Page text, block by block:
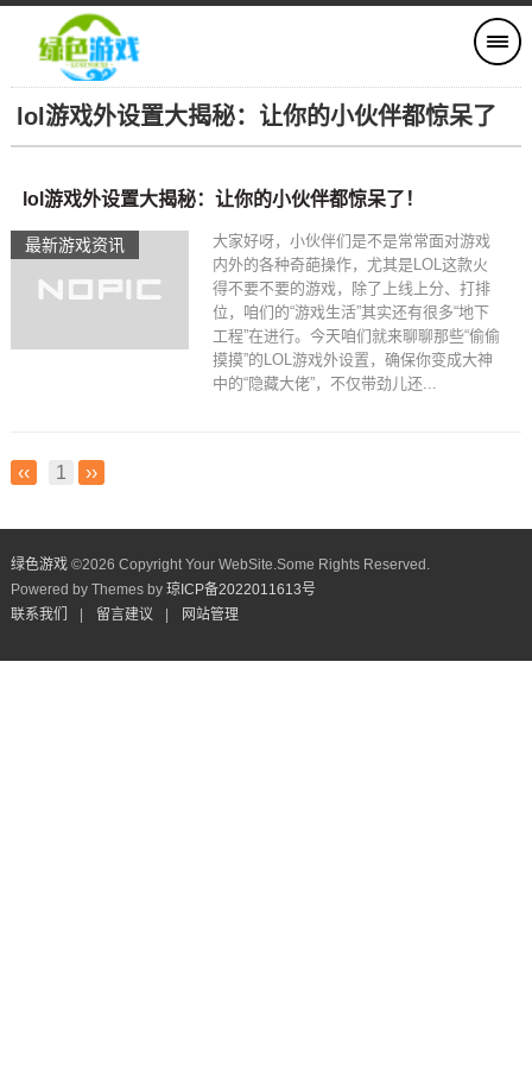
lol游戏外设置大揭秘：让你的小伙伴都惊呆了
最新游戏资讯
lol游戏外设置大揭秘：让你的小伙伴都惊呆了！
大家好呀，小伙伴们是不是常常面对游戏
内外的各种奇葩操作，尤其是LOL这款火
得不要不要的游戏，除了上线上分、打排
位，咱们的“游戏生活”其实还有很多“地下
工程”在进行。今天咱们就来聊聊那些“偷偷
摸摸”的LOL游戏外设置，确保你变成大神
中的“隐藏大佬”，不仅带劲儿还...
‹‹ 1 ››
绿色游戏©2026 Copyright Your WebSite.Some Rights Reserved.
Powered by Themes by 琼ICP备2022011613号
联系我们
留言建议 网站管理